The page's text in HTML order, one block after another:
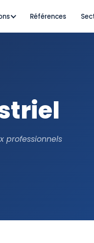
Références
professionnels